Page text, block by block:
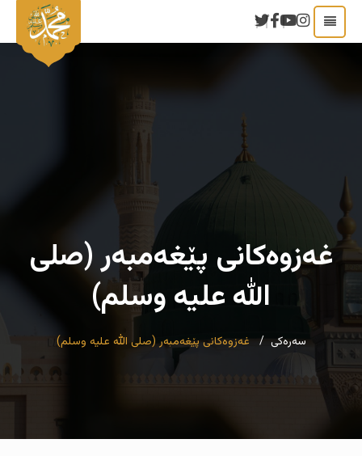
غەزوەکانی پێغەمبەر (صلی
الله علیه وسلم)
غەزوەکانی پێغەمبەر (صلی الله علیه وسلم) سەرەکی